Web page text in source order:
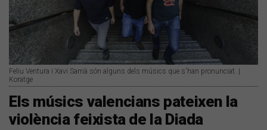
Feliu Ventura i Xavi Sarrià són alguns dels músics que s'han pronunciat. |
Koratge
Els músics valencians pateixen la
violència feixista de la Diada